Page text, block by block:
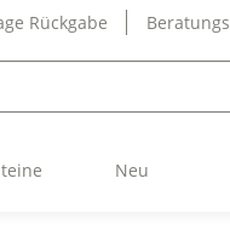
Rückgabe
Neu